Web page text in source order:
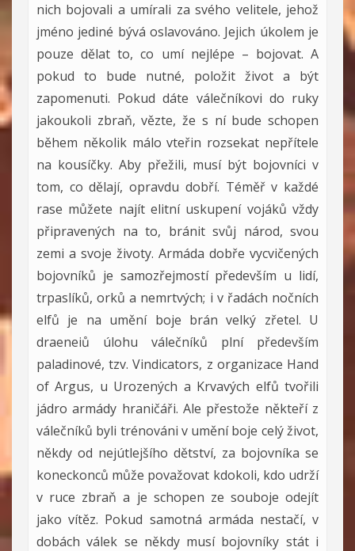
nich bojovali a umírali za svého velitele, jehož
jméno jediné bývá oslavováno. Jejich úkolem je
pouze dělat to, co umí nejlépe – bojovat. A
pokud to bude nutné, položit život a být
zapomenuti. Pokud dáte válečníkovi do ruky
jakoukoli zbraň, vězte, že s ní bude schopen
během několik málo vteřin rozsekat nepřítele
na kousíčky. Aby přežili, musí být bojovníci v
tom, co dělají, opravdu dobří. Téměř v každé
rase můžete najít elitní uskupení vojáků vždy
připravených na to, bránit svůj národ, svou
zemi a svoje životy. Armáda dobře vycvičených
bojovníků je samozřejmostí především u lidí,
trpaslíků, orků a nemrtvých; i v řadách nočních
elfů je na umění boje brán velký zřetel. U
draeneiů úlohu válečníků plní především
paladinové, tzv. Vindicators, z organizace Hand
of Argus, u Urozených a Krvavých elfů tvořili
jádro armády hraničáři. Ale přestože někteří z
válečníků byli trénováni v umění boje celý život,
někdy od nejútlejšího dětství, za bojovníka se
koneckonců může považovat kdokoli, kdo udrží
v ruce zbraň a je schopen ze souboje odejít
jako vítěz. Pokud samotná armáda nestačí, v
dobách válek se někdy musí bojovníky stát i